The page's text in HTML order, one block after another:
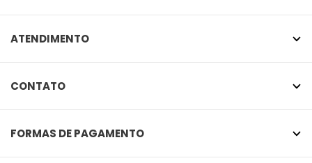
ATENDIMENTO
CONTATO
FORMAS DE PAGAMENTO